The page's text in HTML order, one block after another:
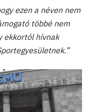
ezen a néven nem
többé nem
ekkortól hívnak